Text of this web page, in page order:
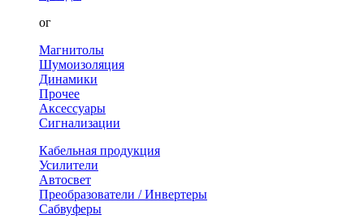
Каталог
Магнитолы
Шумоизоляция
Динамики
Прочее
Аксессуары
Сигнализации
Кабельная продукция
Усилители
Автосвет
Преобразователи / Инвертеры
Сабвуферы